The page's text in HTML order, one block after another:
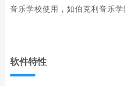
音乐学校使用，如伯克利音乐学
软件特性